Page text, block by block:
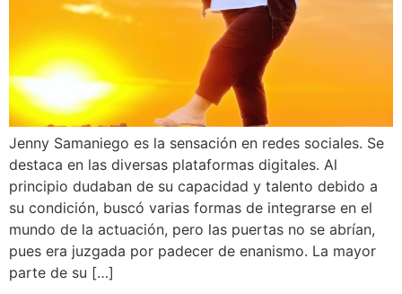
Jenny Samaniego es la sensación en redes sociales. Se
destaca en las diversas plataformas digitales. Al
principio dudaban de su capacidad y talento debido a
su condición, buscó varias formas de integrarse en el
mundo de la actuación, pero las puertas no se abrían,
pues era juzgada por padecer de enanismo. La mayor
parte de su […]